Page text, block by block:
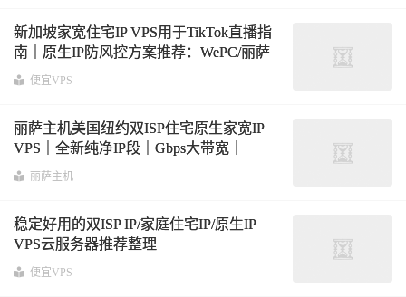
新加坡家宽住宅IP VPS用于TikTok直播指
南｜原生IP防风控方案推荐：WePC/丽萨
主机
便宜VPS
丽萨主机美国纽约双ISP住宅原生家宽IP
VPS｜全新纯净IP段｜Gbps大带宽｜
TikTok跨境电商首选
丽萨主机
稳定好用的双ISP IP/家庭住宅IP/原生IP
VPS云服务器推荐整理
便宜VPS